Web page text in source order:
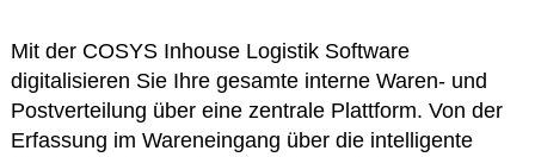
Mit der COSYS Inhouse Logistik Software
digitalisieren Sie Ihre gesamte interne Waren- und
Postverteilung über eine zentrale Plattform. Von der
Erfassung im Wareneingang über die intelligente